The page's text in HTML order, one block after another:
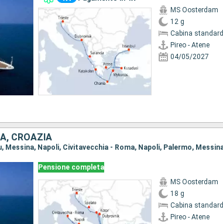
MS Oosterdam
12 g
Cabina standard
Pireo - Atene
04/05/2027
CROAZIA
Pensione completa
MS Oosterdam
18 g
Cabina standard
Pireo - Atene